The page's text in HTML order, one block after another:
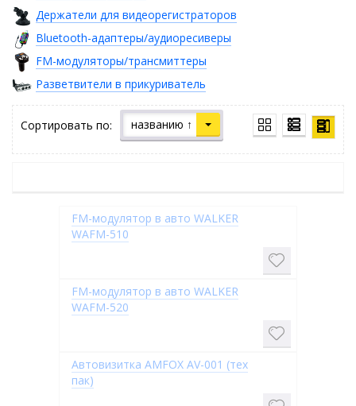
Держатели для видеорегистраторов
Bluetooth-адаптеры/аудиоресиверы
FM-модуляторы/трансмиттеры
Разветвители в прикуриватель
Сортировать по: названию ↑
FM-модулятор в авто WALKER
WAFM-510
FM-модулятор в авто WALKER
WAFM-520
Автовизитка AMFOX AV-001 (тех
пак)